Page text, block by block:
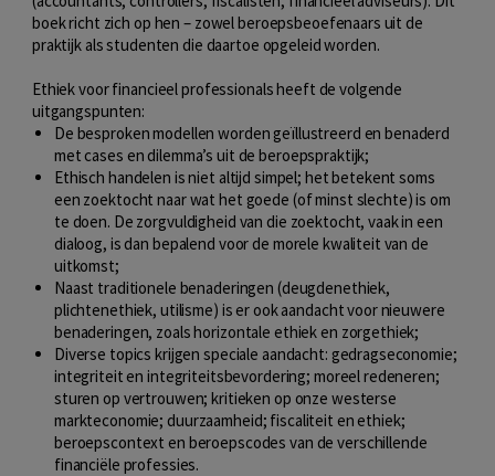
boek richt zich op hen – zowel beroepsbeoefenaars uit de
praktijk als studenten die daartoe opgeleid worden.
Ethiek voor financieel professionals heeft de volgende
uitgangspunten:
De besproken modellen worden geïllustreerd en benaderd
met cases en dilemma’s uit de beroepspraktijk;
Ethisch handelen is niet altijd simpel; het betekent soms
een zoektocht naar wat het goede (of minst slechte) is om
te doen. De zorgvuldigheid van die zoektocht, vaak in een
dialoog, is dan bepalend voor de morele kwaliteit van de
uitkomst;
Naast traditionele benaderingen (deugdenethiek,
plichtenethiek, utilisme) is er ook aandacht voor nieuwere
benaderingen, zoals horizontale ethiek en zorgethiek;
Diverse topics krijgen speciale aandacht: gedragseconomie;
integriteit en integriteitsbevordering; moreel redeneren;
sturen op vertrouwen; kritieken op onze westerse
markteconomie; duurzaamheid; fiscaliteit en ethiek;
beroepscontext en beroepscodes van de verschillende
financiële professies.